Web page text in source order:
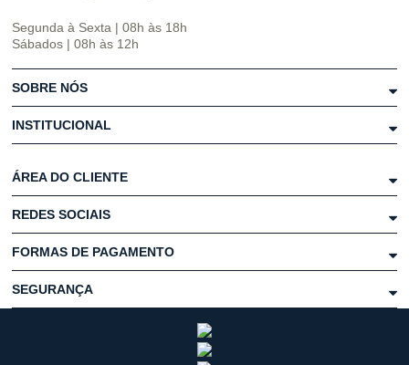
Segunda à Sexta | 08h às 18h
Sábados | 08h às 12h
SOBRE NÓS
INSTITUCIONAL
ÁREA DO CLIENTE
REDES SOCIAIS
FORMAS DE PAGAMENTO
SEGURANÇA